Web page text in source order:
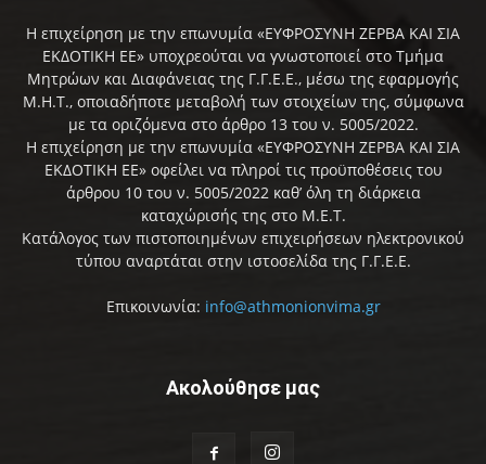
Η επιχείρηση με την επωνυμία «ΕΥΦΡΟΣΥΝΗ ΖΕΡΒΑ ΚΑΙ ΣΙΑ
ΕΚΔΟΤΙΚΗ ΕΕ» υποχρεούται να γνωστοποιεί στο Τμήμα
Μητρώων και Διαφάνειας της Γ.Γ.Ε.Ε., μέσω της εφαρμογής
Μ.Η.Τ., οποιαδήποτε μεταβολή των στοιχείων της, σύμφωνα
με τα οριζόμενα στο άρθρο 13 του ν. 5005/2022.
Η επιχείρηση με την επωνυμία «ΕΥΦΡΟΣΥΝΗ ΖΕΡΒΑ ΚΑΙ ΣΙΑ
ΕΚΔΟΤΙΚΗ ΕΕ» οφείλει να πληροί τις προϋποθέσεις του
άρθρου 10 του ν. 5005/2022 καθ’ όλη τη διάρκεια
καταχώρισής της στο Μ.Ε.Τ.
Κατάλογος των πιστοποιημένων επιχειρήσεων ηλεκτρονικού
τύπου αναρτάται στην ιστοσελίδα της Γ.Γ.Ε.Ε.
Επικοινωνία: info@athmonionvima.gr
Ακολούθησε μας